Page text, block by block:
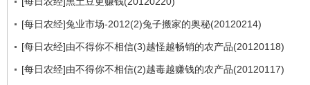
[每日农经]兔业市场-2012(2)兔子搬家的奥秘(20120214)
[每日农经]由不得你不相信(3)越怪越畅销的农产品(20120118)
[每日农经]由不得你不相信(2)越毒越赚钱的农产品(20120117)